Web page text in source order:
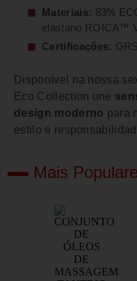
Materiais: 83%
elastano ROICA™
Certificações:
Disponível na nossa
Eco Collection une
design moderno para
estilo e
Mais